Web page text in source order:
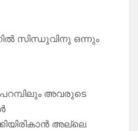
സിന്ധുവിനു ഒന്നും
പറമ്പിലും അവരുടെ
അല്ലെ